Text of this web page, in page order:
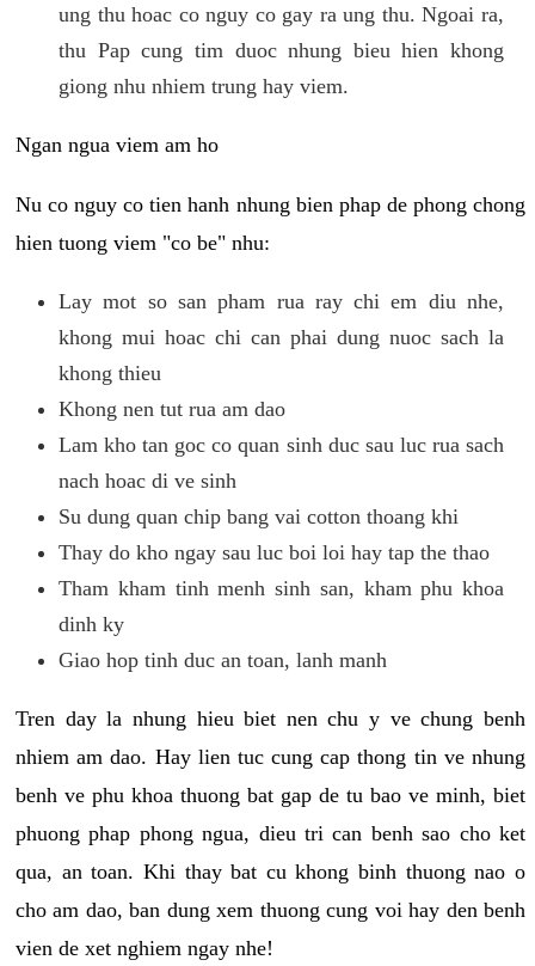
ung thu hoac co nguy co gay ra ung thu. Ngoai ra,
thu Pap cung tim duoc nhung bieu hien khong
giong nhu nhiem trung hay viem.
Ngan ngua viem am ho
Nu co nguy co tien hanh nhung bien phap de phong chong
hien tuong viem "co be" nhu:
Lay mot so san pham rua ray chi em diu nhe,
khong mui hoac chi can phai dung nuoc sach la
khong thieu
Khong nen tut rua am dao
Lam kho tan goc co quan sinh duc sau luc rua sach
nach hoac di ve sinh
Su dung quan chip bang vai cotton thoang khi
Thay do kho ngay sau luc boi loi hay tap the thao
Tham kham tinh menh sinh san, kham phu khoa
dinh ky
Giao hop tinh duc an toan, lanh manh
Tren day la nhung hieu biet nen chu y ve chung benh
nhiem am dao. Hay lien tuc cung cap thong tin ve nhung
benh ve phu khoa thuong bat gap de tu bao ve minh, biet
phuong phap phong ngua, dieu tri can benh sao cho ket
qua, an toan. Khi thay bat cu khong binh thuong nao o
cho am dao, ban dung xem thuong cung voi hay den benh
vien de xet nghiem ngay nhe!